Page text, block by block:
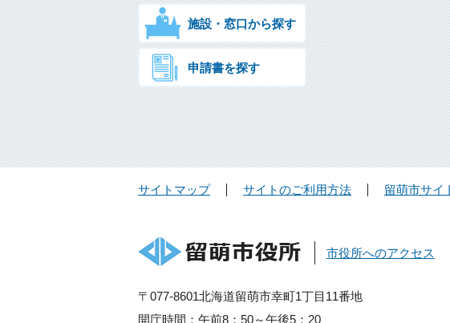
施設・窓口から探す
申請書を探す
サイトマップ サイトのご利用方法 留萌市サイ
市役所へのアクセス
〒077-8601北海道留萌市幸町1丁目11番地
開庁時間：午前8：50～午後5：20